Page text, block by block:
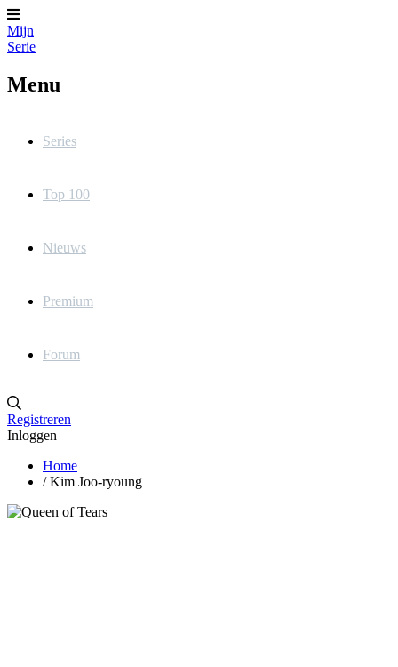
Mijn
Serie
Menu
Series
Top 100
Nieuws
Premium
Forum
Registreren
Inloggen
Home
/ Kim Joo-ryoung